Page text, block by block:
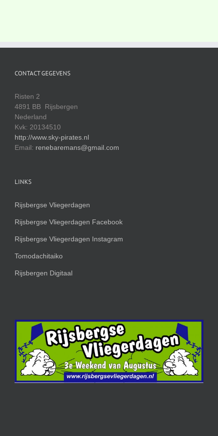
CONTACT GEGEVENS
Risten 2
4891 BB Rijsbergen
Nederland
Kvk: 20134510
http://www.sky-pirates.nl
Email: renebaremans@gmail.com
LINKS
Rijsbergse Vliegerdagen
Rijsbergse Vliegerdagen Facebook
Rijsbergse Vliegerdagen Instagram
Tomodachitaiko
Rijsbergen Digitaal